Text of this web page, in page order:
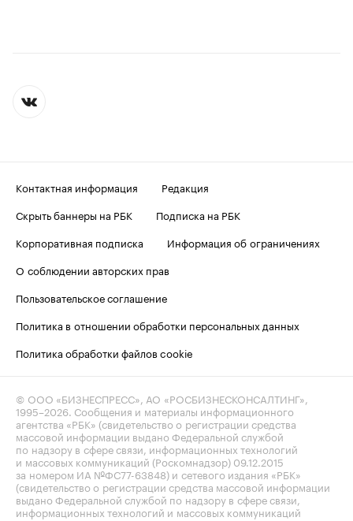
Контактная информация
Редакция
Скрыть баннеры на РБК
Подписка на РБК
Корпоративная подписка
Информация об ограничениях
О соблюдении авторских прав
Пользовательское соглашение
Политика в отношении обработки персональных данных
Политика обработки файлов cookie
© ООО «БИЗНЕСПРЕСС», АО «РОСБИЗНЕСКОНСАЛТИНГ»,
1995–2026. Сообщения и материалы информационного
агентства «РБК» (свидетельство о регистрации средства
массовой информации выдано Федеральной службой
по надзору в сфере связи, информационных технологий
и массовых коммуникаций (Роскомнадзор) 09.12.2015
за номером ИА №ФС77-63848) и сетевого издания «РБК»
(свидетельство о регистрации средства массовой информации
выдано Федеральной службой по надзору в сфере связи,
информационных технологий и массовых коммуникаций